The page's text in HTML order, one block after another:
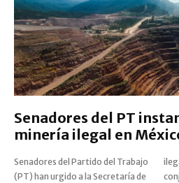
Senadores del PT
minería ilegal en
Senadores del Partido del Trabajo
(PT) han urgido a la Secretaría de
ilegal en el país. En un esfuerzo
conjunto con la Secretaría de